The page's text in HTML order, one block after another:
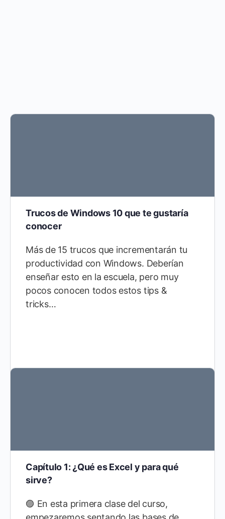
Trucos de Windows 10 que te gustaría
conocer
Más de 15 trucos que incrementarán tu
productividad con Windows. Deberían
enseñar esto en la escuela, pero muy
pocos conocen todos estos tips &
tricks…
Capítulo 1: ¿Qué es Excel y para qué
sirve?
🟣 En esta primera clase del curso,